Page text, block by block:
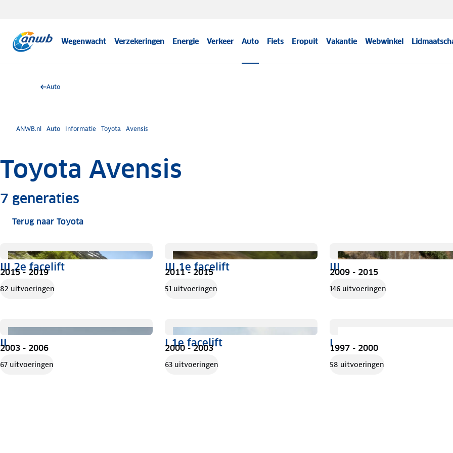
Wegenwacht Verzekeringen Energie Verkeer Auto Fiets Eropuit Vakantie Webwinkel
Auto
ANWB.nl Auto Informatie Toyota Avensis
Toyota Avensis
7 generaties
Terug naar Toyota
III 2e facelift
2015 - 2019
82 uitvoeringen
III 1e facelift
2011 - 2015
51 uitvoeringen
III
2009 - 2015
146 uitvoeringen
II
2003 - 2006
67 uitvoeringen
I 1e facelift
2000 - 2003
63 uitvoeringen
I
1997 - 2000
58 uitvoeringen